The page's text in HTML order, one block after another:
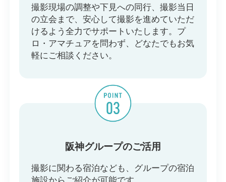
撮影現場の調整や下見への同行、撮影当日
の立会まで、安心して撮影を進めていただ
けるよう全力でサポートいたします。プ
ロ・アマチュアを問わず、どなたでもお気
軽にご相談ください。
阪神グループのご活用
撮影に関わる宿泊なども、グループの宿泊